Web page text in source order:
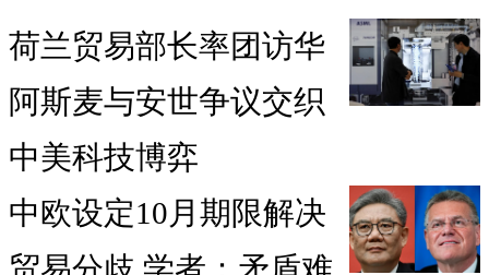
荷兰贸易部长率团访华
阿斯麦与安世争议交织
中美科技博弈
中欧设定10月期限解决